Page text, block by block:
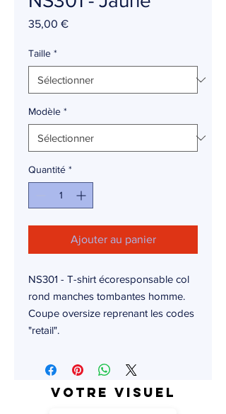
35,00 €Prix
Taille *
Modèle *
Quantité *
Ajouter au panier
NS301 - T-shirt écoresponsable col
rond manches tombantes homme.
Coupe oversize reprenant les codes
"retail".
Votre visuel